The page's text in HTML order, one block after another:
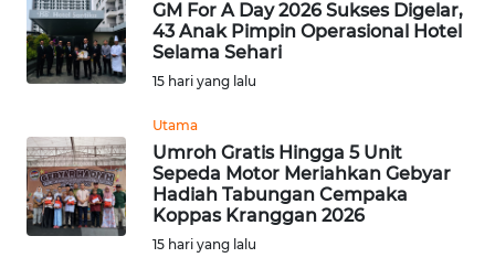
GM For A Day 2026 Sukses Digelar,
43 Anak Pimpin Operasional Hotel
Selama Sehari
15 hari yang lalu
Utama
Umroh Gratis Hingga 5 Unit
Sepeda Motor Meriahkan Gebyar
Hadiah Tabungan Cempaka
Koppas Kranggan 2026
15 hari yang lalu
DANAU
TOBA
WN
WN
LANGKAT